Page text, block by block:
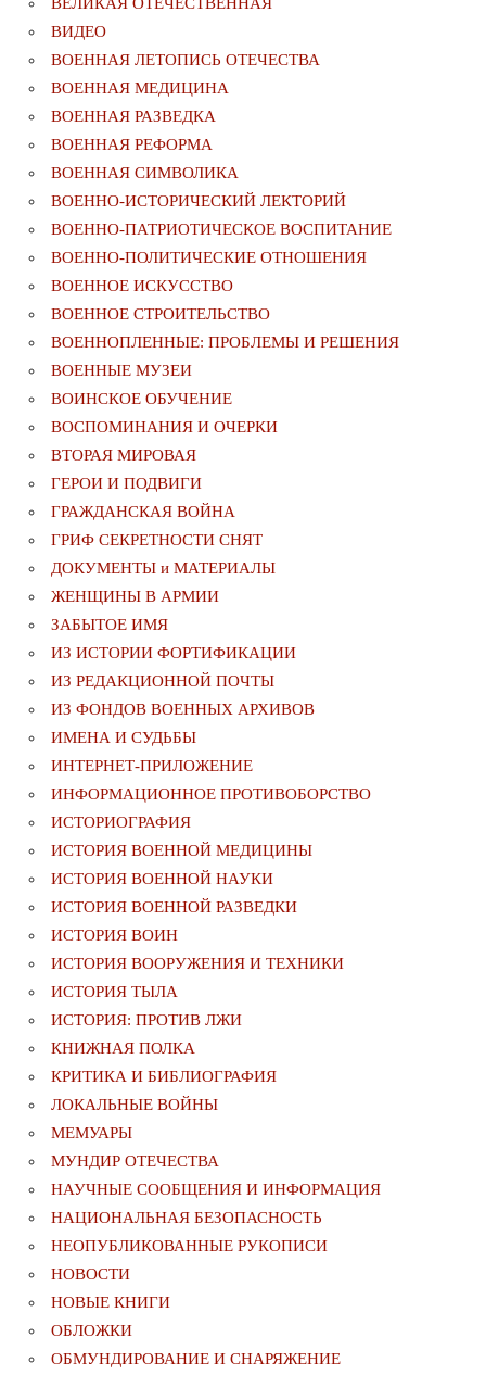
ВЕЛИКАЯ ОТЕЧЕСТВЕННАЯ
ВИДЕО
ВОЕННАЯ ЛЕТОПИСЬ ОТЕЧЕСТВА
ВОЕННАЯ МЕДИЦИНА
ВОЕННАЯ РАЗВЕДКА
ВОЕННАЯ РЕФОРМА
ВОЕННАЯ СИМВОЛИКА
ВОЕННО-ИСТОРИЧЕСКИЙ ЛЕКТОРИЙ
ВОЕННО-ПАТРИОТИЧЕСКОЕ ВОСПИТАНИЕ
ВОЕННО-ПОЛИТИЧЕСКИE ОТНОШЕНИЯ
ВОЕННОЕ ИСКУССТВО
ВОЕННОЕ СТРОИТЕЛЬСТВО
ВОЕННОПЛЕННЫЕ: ПРОБЛЕМЫ И РЕШЕНИЯ
ВОЕННЫЕ МУЗЕИ
ВОИНСКОЕ ОБУЧЕНИЕ
ВОСПОМИНАНИЯ И ОЧЕРКИ
ВТОРАЯ МИРОВАЯ
ГЕРОИ И ПОДВИГИ
ГРАЖДАНСКАЯ ВОЙНА
ГРИФ СЕКРЕТНОСТИ СНЯТ
ДОКУМЕНТЫ и МАТЕРИАЛЫ
ЖЕНЩИНЫ В АРМИИ
ЗАБЫТОЕ ИМЯ
ИЗ ИСТОРИИ ФОРТИФИКАЦИИ
ИЗ РЕДАКЦИОННОЙ ПОЧТЫ
ИЗ ФОНДОВ ВОЕННЫХ АРХИВОВ
ИМЕНА И СУДЬБЫ
ИНТЕРНЕТ-ПРИЛОЖЕНИЕ
ИНФОРМАЦИОННОЕ ПРОТИВОБОРСТВО
ИСТОРИОГРАФИЯ
ИСТОРИЯ ВОЕННОЙ МЕДИЦИНЫ
ИСТОРИЯ ВОЕННОЙ НАУКИ
ИСТОРИЯ ВОЕННОЙ РАЗВЕДКИ
ИСТОРИЯ ВОИН
ИСТОРИЯ ВООРУЖЕНИЯ И ТЕХНИКИ
ИСТОРИЯ ТЫЛА
ИСТОРИЯ: ПРОТИВ ЛЖИ
КНИЖНАЯ ПОЛКА
КРИТИКА И БИБЛИОГРАФИЯ
ЛОКАЛЬНЫЕ ВОЙНЫ
МЕМУАРЫ
МУНДИР ОТЕЧЕСТВА
НАУЧНЫЕ СООБЩЕНИЯ И ИНФОРМАЦИЯ
НАЦИОНАЛЬНАЯ БЕЗОПАСНОСТЬ
НЕОПУБЛИКОВАННЫЕ РУКОПИСИ
НОВОСТИ
НОВЫЕ КНИГИ
ОБЛОЖКИ
ОБМУНДИРОВАНИЕ И СНАРЯЖЕНИЕ